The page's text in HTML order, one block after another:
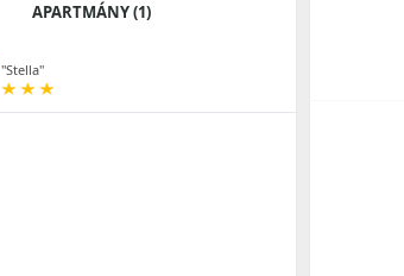
APARTMÁNY (1)
"Stella"